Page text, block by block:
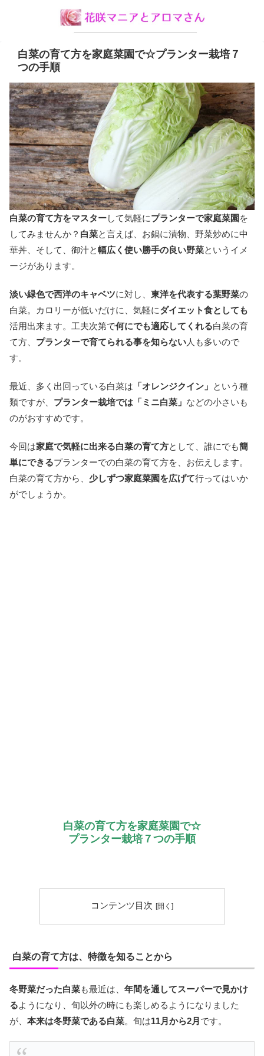
白菜の育て方を家庭菜園で☆プランター栽培７
つの手順
白菜の育て方をマスターして気軽にプランターで家庭菜園 を
してみませんか？ 白菜と言えば、お鍋に漬物、野菜炒めに中
華丼、そして、御汁と幅広く使い勝手の良い野菜というイメ
ージがあります。
淡い緑色で西洋のキャベツに対し、 東洋を代表する葉野菜の
白菜。カロリーが低いだけに、気軽にダイエット食としても
活用出来ます。工夫次第で何にでも適応してくれる白菜の育
て方、 プランターで育てられる事を知らない人も多いので
す。
最近、多く出回っている白菜は 「オレンジクイン」 という種
類ですが、 プランター栽培では「ミニ白菜」 などの小さいも
のがおすすめです。
今回は家庭で気軽に出来る白菜の育て方として、誰にでも簡
単にできるプランターでの白菜の育て方を、お伝えします。
白菜の育て方から、 少しずつ家庭菜園を広げて行ってはいか
がでしょうか。
白菜の育て方を家庭菜園で☆
プランター栽培７つの手順
コンテンツ目次
白菜の育て方は、特徴を知ることから
冬野菜だった白菜も最近は、 年間を通してスーパーで見かけ
るようになり、旬以外の時にも楽しめるようになりました
が、 本来は冬野菜である白菜。旬は11月から2月 です。